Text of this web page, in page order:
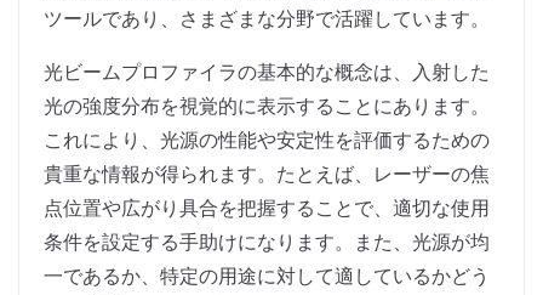
ツールであり、さまざまな分野で活躍しています。
光ビームプロファイラの基本的な概念は、入射した
光の強度分布を視覚的に表示することにあります。
これにより、光源の性能や安定性を評価するための
貴重な情報が得られます。たとえば、レーザーの焦
点位置や広がり具合を把握することで、適切な使用
条件を設定する手助けになります。また、光源が均
一であるか、特定の用途に対して適しているかどう